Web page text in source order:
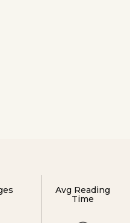
Avg Reading
Time